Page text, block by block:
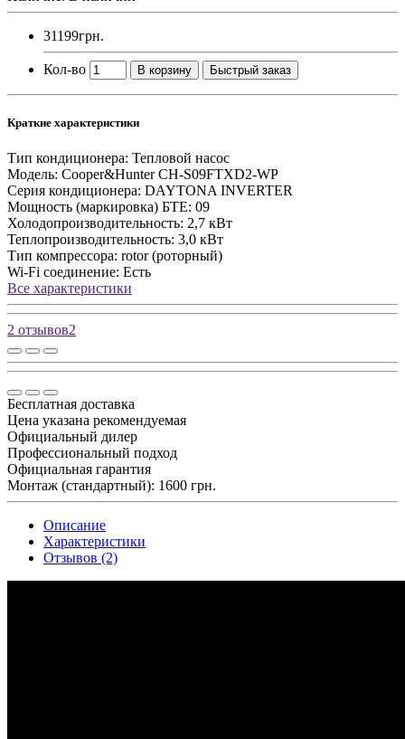
31199грн.
Кол-во В корзину Быстрый заказ
Краткие характеристики
Тип кондиционера: Тепловой насос
Модель: Cooper&Hunter CH-S09FTXD2-WP
Серия кондиционера: DAYTONA INVERTER
Мощность (маркировка) БТЕ: 09
Холодопроизводительность: 2,7 кВт
Теплопроизводительность: 3,0 кВт
Тип компрессора: rotor (роторный)
Wi-Fi соединение: Есть
Все характеристики
2 отзывов2
Бесплатная доставка
Цена указана рекомендуемая
Официальный дилер
Профессиональный подход
Официальная гарантия
Монтаж (стандартный): 1600 грн.
Описание
Характеристики
Отзывов (2)